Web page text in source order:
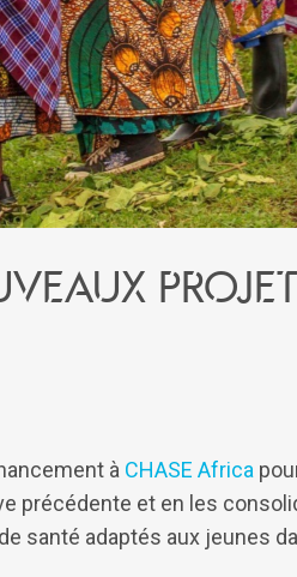
à CHASE Africa
précédente et en les
santé adaptés aux jeunes